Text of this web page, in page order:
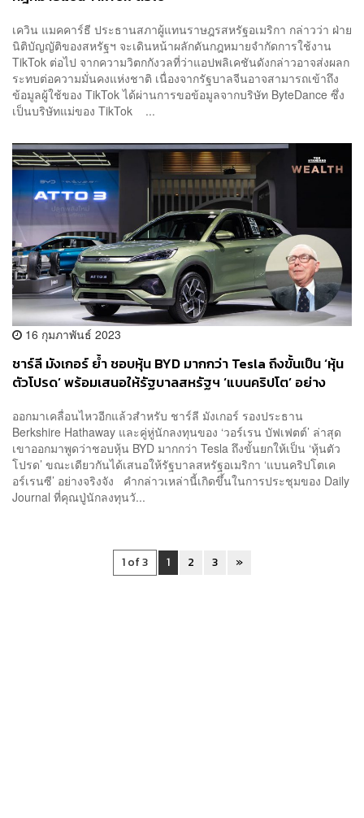
เควิน แมคคาร์ธี ประธานสภาผู้แทนราษฎรสหรัฐอเมริกา กล่าวว่า ฝ่าย
นิติบัญญัติของสหรัฐฯ จะเดินหน้าผลักดันกฎหมายจำกัดการใช้งาน
TikTok ต่อไป จากความวิตกกังวลที่ว่าแอปพลิเคชันดังกล่าวอาจส่งผลก
ระทบต่อความมั่นคงแห่งชาติ เนื่องจากรัฐบาลจีนอาจสามารถเข้าถึง
ข้อมูลผู้ใช้ของ TikTok ได้ผ่านการขอข้อมูลจากบริษัท ByteDance ซึ่ง
เป็นบริษัทแม่ของ TikTok ...
16 กุมภาพันธ์ 2023
ชาร์ลี มังเกอร์ ย้ำ ชอบหุ้น BYD มากกว่า Tesla ถึงขั้นเป็น ‘หุ้น
ตัวโปรด’ พร้อมเสนอให้รัฐบาลสหรัฐฯ ‘แบนคริปโต’ อย่าง
ออกมาเคลื่อนไหวอีกแล้วสำหรับ ชาร์ลี มังเกอร์ รองประธาน
Berkshire Hathaway และคู่หู่นักลงทุนของ ‘วอร์เรน บัฟเฟตต์’ ล่าสุด
เขาออกมาพูดว่าชอบหุ้น BYD มากกว่า Tesla ถึงขั้นยกให้เป็น ‘หุ้นตัว
โปรด’ ขณะเดียวกันได้เสนอให้รัฐบาลสหรัฐอเมริกา ‘แบนคริปโตเค
อร์เรนซี’ อย่างจริงจัง คำกล่าวเหล่านี้เกิดขึ้นในการประชุมของ Daily
Journal ที่คุณปู่นักลงทุนวั...
1 of 3 1 2 3 »